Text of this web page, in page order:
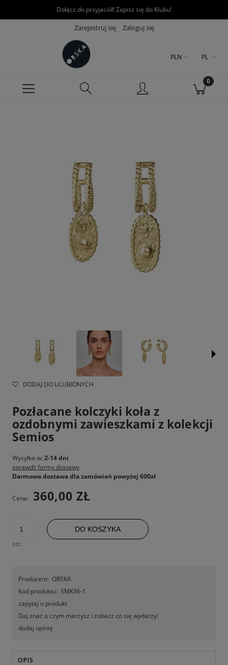
Dołącz do przyjaciół! Zapisz się do Klubu!
Zarejestruj się Zaloguj się
PLN PL
DODAJ DO ULUBIONYCH
Pozłacane kolczyki koła z
ozdobnymi zawieszkami z kolekcji
Semios
Wysyłka w: 2-14 dni
sprawdź formy dostawy
Darmowa dostawa dla zamówień powyżej 600zł
Cena: 360,00 ZŁ
szt.
DO KOSZYKA
Producent: ORSKA
Kod produktu: SMK36-1
zapytaj o produkt
Daj znać o czym marzysz i zobacz co się wydarzy!
dodaj opinię
OPIS